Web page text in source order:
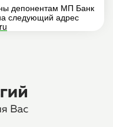
депонентам МП Банк
следующий адрес